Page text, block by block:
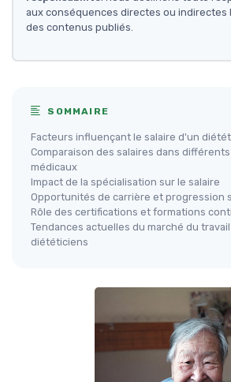
aux conséquences directes ou indirectes
des contenus publiés.
SOMMAIRE
Facteurs influençant le salaire d'un
Comparaison des salaires dans
médicaux
Impact de la spécialisation sur le salaire
Opportunités de carrière et progression
Rôle des certifications et formations
Tendances actuelles du marché du
diététiciens